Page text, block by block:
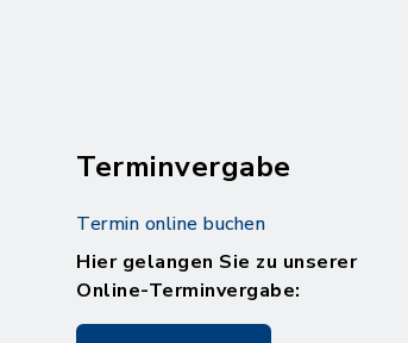
Terminvergabe
Termin online buchen
Hier gelangen Sie zu unserer
Online-Terminvergabe: